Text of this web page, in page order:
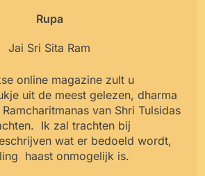
Rupa
Jai Sri Sita Ram
online magazine zult u
uit de meest gelezen, dharma
van Shri Tulsidas
Ik zal trachten bij
wat er bedoeld wordt,
haast onmogelijk is.